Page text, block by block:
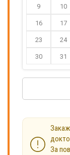
9 10
16 17
23 24
30 31
За